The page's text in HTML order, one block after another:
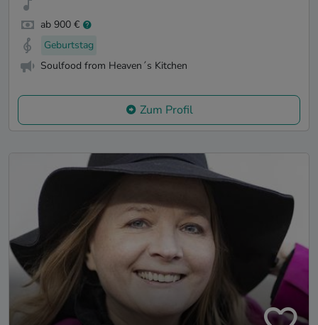
ab 900 €
Geburtstag
Soulfood from Heaven´s Kitchen
Zum Profil